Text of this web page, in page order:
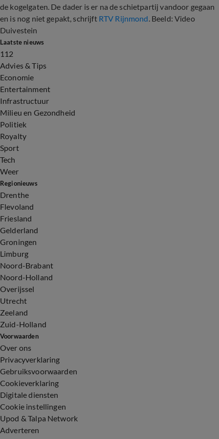
de kogelgaten. De dader is er na de schietpartij vandoor gegaan
en is nog niet gepakt, schrijft RTV Rijnmond. Beeld: Video
Duivestein
Laatste nieuws
112
Advies & Tips
Economie
Entertainment
Infrastructuur
Milieu en Gezondheid
Politiek
Royalty
Sport
Tech
Weer
Regionieuws
Drenthe
Flevoland
Friesland
Gelderland
Groningen
Limburg
Noord-Brabant
Noord-Holland
Overijssel
Utrecht
Zeeland
Zuid-Holland
Voorwaarden
Over ons
Privacyverklaring
Gebruiksvoorwaarden
Cookieverklaring
Digitale diensten
Cookie instellingen
Upod & Talpa Network
Adverteren